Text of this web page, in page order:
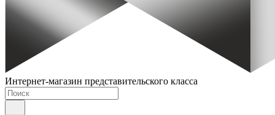
Интернет-магазин представительского класса